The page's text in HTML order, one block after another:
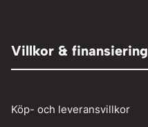
Verkstadstvätt
Vinschar
Person och paketbil
Villkor & finansiering
Köp- och leveransvillkor